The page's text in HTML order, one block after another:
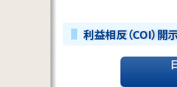
利益相反（COI）開